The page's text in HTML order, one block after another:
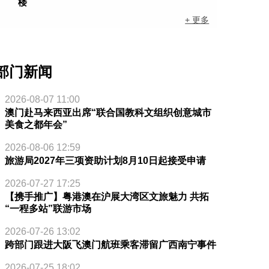
+ 更多
门新闻
2026-08-07 11:00
澳门赴马来西亚出席“联合国教科文组织创意城市
美食之都年会”
2026-08-06 12:59
旅游局2027年三项资助计划8月10日起接受申请
2026-07-27 17:25
【携手推广】粤港澳在沪展大湾区文旅魅力 共拓
“一程多站”联游市场
2026-07-26 13:02
跨部门跟进大阪飞澳门航班乘客滞留广西南宁事件